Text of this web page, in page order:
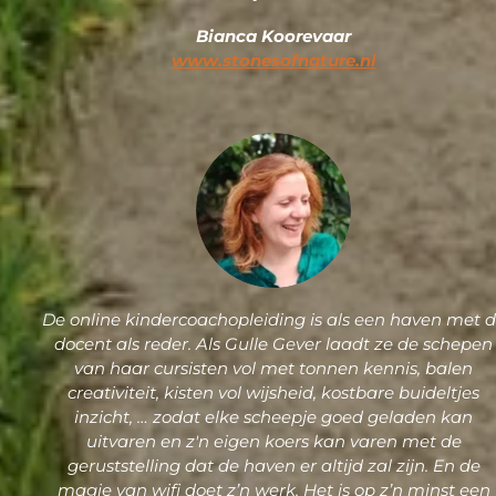
Bianca Koorevaar
www.stonesofnature.nl
De online kindercoachopleiding is als een haven met
docent als reder. Als Gulle Gever laadt ze de schepen
van haar cursisten vol met tonnen kennis, balen
creativiteit, kisten vol wijsheid, kostbare buideltjes
inzicht, … zodat elke scheepje goed geladen kan
uitvaren en z'n eigen koers kan varen met de
geruststelling dat de haven er altijd zal zijn. En de
magie van wifi doet z’n werk. Het is op z’n minst een